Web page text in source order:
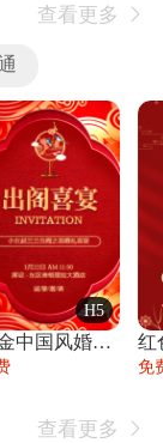
查看更多 
H5
红金中国风婚礼请柬出阁喜宴嫁女请帖出阁宴
免
查看更多 